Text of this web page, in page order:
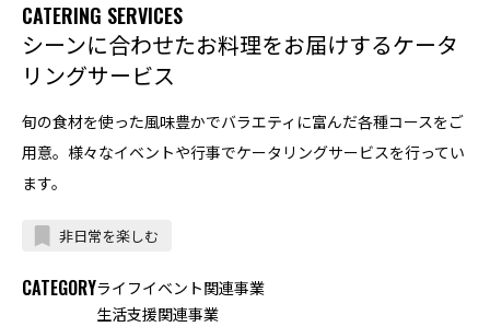
CATERING SERVICES
シーンに合わせたお料理をお届けするケータ
リングサービス
旬の食材を使った風味豊かでバラエティに富んだ各種コースをご
用意。様々なイベントや行事でケータリングサービスを行ってい
ます。
非日常を楽しむ
CATEGORYライフイベント関連事業
生活支援関連事業